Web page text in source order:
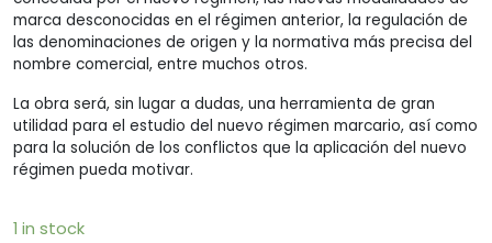
marca desconocidas en el régimen anterior, la regulación de
las denominaciones de origen y la normativa más precisa del
nombre comercial, entre muchos otros.
La obra será, sin lugar a dudas, una herramienta de gran
utilidad para el estudio del nuevo régimen marcario, así como
para la solución de los conflictos que la aplicación del nuevo
régimen pueda motivar.
1 in stock